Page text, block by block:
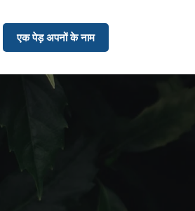
एक पेड़ अपनों के नाम